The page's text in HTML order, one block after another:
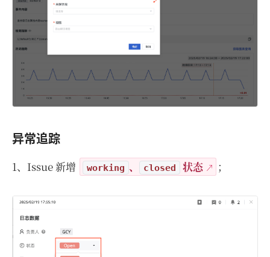
异常追踪
1、Issue 新增 working 、 closed 状态 ；